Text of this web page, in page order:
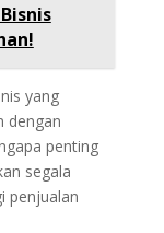
yang
dengan
penting
segala
penjualan